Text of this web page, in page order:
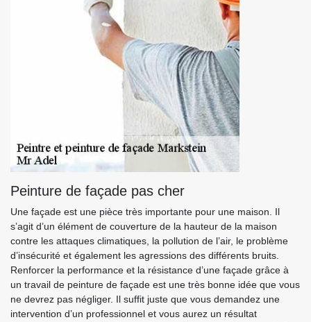
Peinture de façade pas cher
Une façade est une pièce très importante pour une maison. Il
s’agit d’un élément de couverture de la hauteur de la maison
contre les attaques climatiques, la pollution de l’air, le problème
d’insécurité et également les agressions des différents bruits.
Renforcer la performance et la résistance d’une façade grâce à
un travail de peinture de façade est une très bonne idée que vous
ne devrez pas négliger. Il suffit juste que vous demandez une
intervention d’un professionnel et vous aurez un résultat